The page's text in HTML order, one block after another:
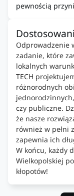
pewnością
Odprowadzenie
zadanie, które
lokalnych
TECH
różnorodnych
czy publiczne.
że nasze
również w pełni
zapewnia ich
W końcu, każdy
Wielkopolskiej
kłopotów!